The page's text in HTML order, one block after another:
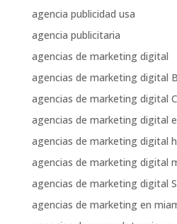
agencia publicidad usa
agencia publicitaria
agencias de marketing digital
agencias de marketing digital
agencias de marketing digital
agencias de marketing digital
agencias de marketing digital
agencias de marketing digital
agencias de marketing digital
agencias de marketing en